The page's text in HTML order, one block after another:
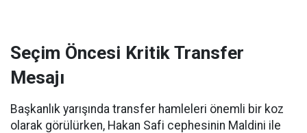
Seçim Öncesi Kritik Transfer
Mesajı
Başkanlık yarışında transfer hamleleri önemli bir koz
olarak görülürken, Hakan Safi cephesinin Maldini ile